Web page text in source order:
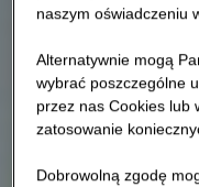
naszym oświadczeniu
Alternatywnie mogą
wybrać poszczególne
przez nas Cookies lub
zatosowanie
Dobrowolną zgodę